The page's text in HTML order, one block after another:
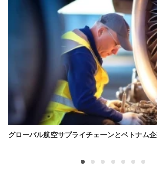
グローバル航空サプライチェーンとベトナム